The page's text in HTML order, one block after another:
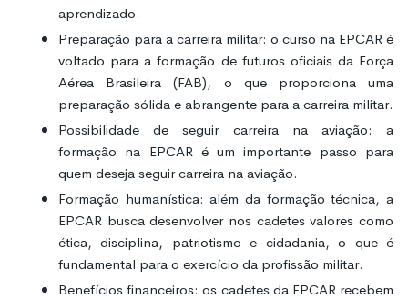
aprendizado.
Preparação para a carreira militar: o curso na EPCAR é
voltado para a formação de futuros oficiais da Força
Aérea Brasileira (FAB), o que proporciona uma
preparação sólida e abrangente para a carreira militar.
Possibilidade de seguir carreira na aviação: a
formação na EPCAR é um importante passo para
quem deseja seguir carreira na aviação.
Formação humanística: além da formação técnica, a
EPCAR busca desenvolver nos cadetes valores como
ética, disciplina, patriotismo e cidadania, o que é
fundamental para o exercício da profissão militar.
Benefícios financeiros: os cadetes da EPCAR recebem